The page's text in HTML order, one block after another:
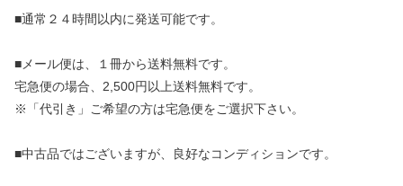
■通常２４時間以内に発送可能です。
■メール便は、１冊から送料無料です。
宅急便の場合、2,500円以上送料無料です。
※「代引き」ご希望の方は宅急便をご選択下さい。
■中古品ではございますが、良好なコンディションです。